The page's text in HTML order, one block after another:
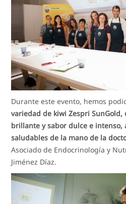
Durante este evento, hemos
variedad de kiwi Zespri
brillante y sabor dulce e intenso,
saludables de la mano de la
Asociado de Endocrinología y
Jiménez Díaz.